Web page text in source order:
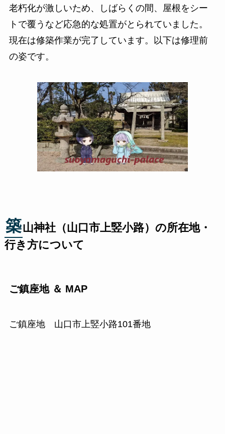
老朽化が激しいため、しばらくの間、屋根をシー
トで覆うなど応急的な処置がとられていました。
現在は修築作業が完了しています。以下は修理前
の姿です。
築山神社（山口市上竪小路）の所在地・
行き方について
ご鎮座地 ＆ MAP
ご鎮座地 山口市上竪小路101番地